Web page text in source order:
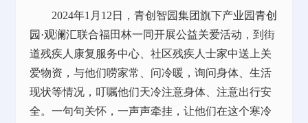
2024年1月12日，青创智园集团旗下产业园青创
园·观澜汇联合福田林一同开展公益关爱活动，到街
道残疾人康复服务中心、社区残疾人士家中送上关
爱物资，与他们唠家常、问冷暖，询问身体、生活
现状等情况，叮嘱他们天冷注意身体、注意出行安
全。一句句关怀，一声声牵挂，让他们在这个寒冷